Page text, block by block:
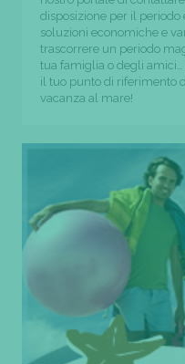
disposizione per il periodo
soluzioni economiche e
trascorrere un periodo
tua famiglia o degli
il tuo punto di riferimento
vacanza al mare!